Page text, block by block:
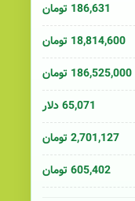
186,631 تومان
18,814,600 تومان
186,525,000 تومان
65,071 دلار
2,701,127 تومان
605,402 تومان